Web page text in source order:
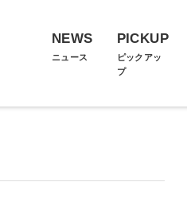
NEWS
ニュース
PICKUP
ピックアッ
プ